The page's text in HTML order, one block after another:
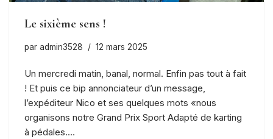
Le sixième sens !
par admin3528 12 mars 2025
Un mercredi matin, banal, normal. Enfin pas tout à fait
! Et puis ce bip annonciateur d’un message,
l’expéditeur Nico et ses quelques mots «nous
organisons notre Grand Prix Sport Adapté de karting
à pédales.…